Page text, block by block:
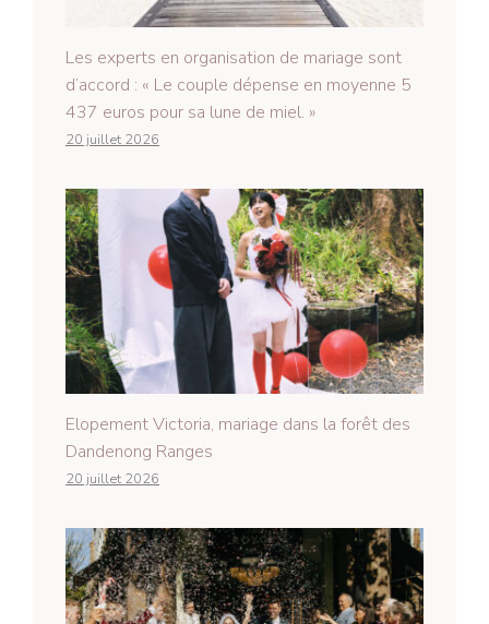
Les experts en organisation de mariage sont
d’accord : « Le couple dépense en moyenne 5
437 euros pour sa lune de miel. »
20 juillet 2026
Elopement Victoria, mariage dans la forêt des
Dandenong Ranges
20 juillet 2026